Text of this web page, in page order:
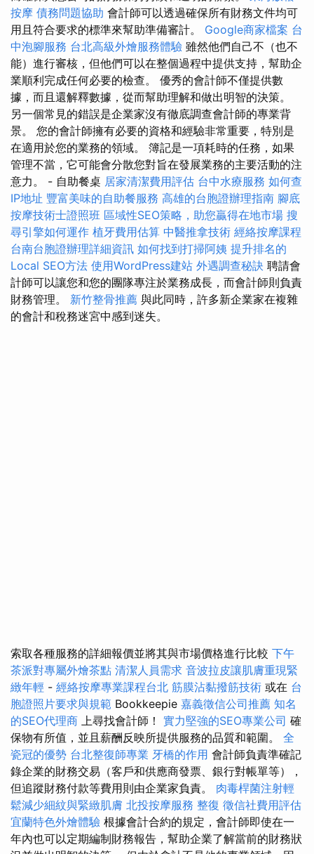
按摩 債務問題協助 會計師可以透過確保所有財務文件均可
用且符合要求的標準來幫助準備審計。 Google商家檔案 台
中泡腳服務 台北高級外燴服務體驗 雖然他們自己不（也不
能）進行審核，但他們可以在整個過程中提供支持，幫助企
業順利完成任何必要的檢查。 優秀的會計師不僅提供數
據，而且還解釋數據，從而幫助理解和做出明智的決策。
另一個常見的錯誤是企業家沒有徹底調查會計師的專業背
景。 您的會計師擁有必要的資格和經驗非常重要，特別是
在適用於您的業務的領域。 簿記是一項耗時的任務，如果
管理不當，它可能會分散您對旨在發展業務的主要活動的注
意力。 - 自助餐桌 居家清潔費用評估 台中水療服務 如何查
IP地址 豐富美味的自助餐服務 高雄的台胞證辦理指南 腳底
按摩技術士證照班 區域性SEO策略，助您贏得在地市場 搜
尋引擎如何運作 植牙費用估算 中醫推拿技術 經絡按摩課程
台南台胞證辦理詳細資訊 如何找到打掃阿姨 提升排名的
Local SEO方法 使用WordPress建站 外遇調查秘訣 聘請會
計師可以讓您和您的團隊專注於業務成長，而會計師則負責
財務管理。 新竹整骨推薦 與此同時，許多新企業家在複雜
的會計和稅務迷宮中感到迷失。
索取各種服務的詳細報價並將其與市場價格進行比較 下午
茶派對專屬外燴茶點 清潔人員需求 音波拉皮讓肌膚重現緊
緻年輕 - 經絡按摩專業課程台北 筋膜沾黏撥筋技術 或在 台
胞證照片要求與規範 Bookkeepie 嘉義徵信公司推薦 知名
的SEO代理商 上尋找會計師！ 實力堅強的SEO專業公司 確
保物有所值，並且薪酬反映所提供服務的品質和範圍。 全
瓷冠的優勢 台北整復師專業 牙橋的作用 會計師負責準確記
錄企業的財務交易（客戶和供應商發票、銀行對帳單等），
但追蹤財務付款等費用則由企業家負責。 肉毒桿菌注射輕
鬆減少細紋與緊緻肌膚 北投按摩服務 整復 徵信社費用評估
宜蘭特色外燴體驗 根據會計合約的規定，會計師即使在一
年內也可以定期編制財務報告，幫助企業了解當前的財務狀